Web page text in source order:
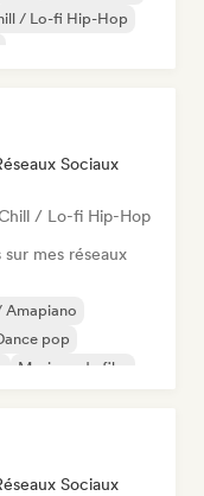
/ Lo-fi Hip-Hop
Sociaux
/ Lo-fi Hip-Hop
mes réseaux
pop
Musique de film
Sociaux